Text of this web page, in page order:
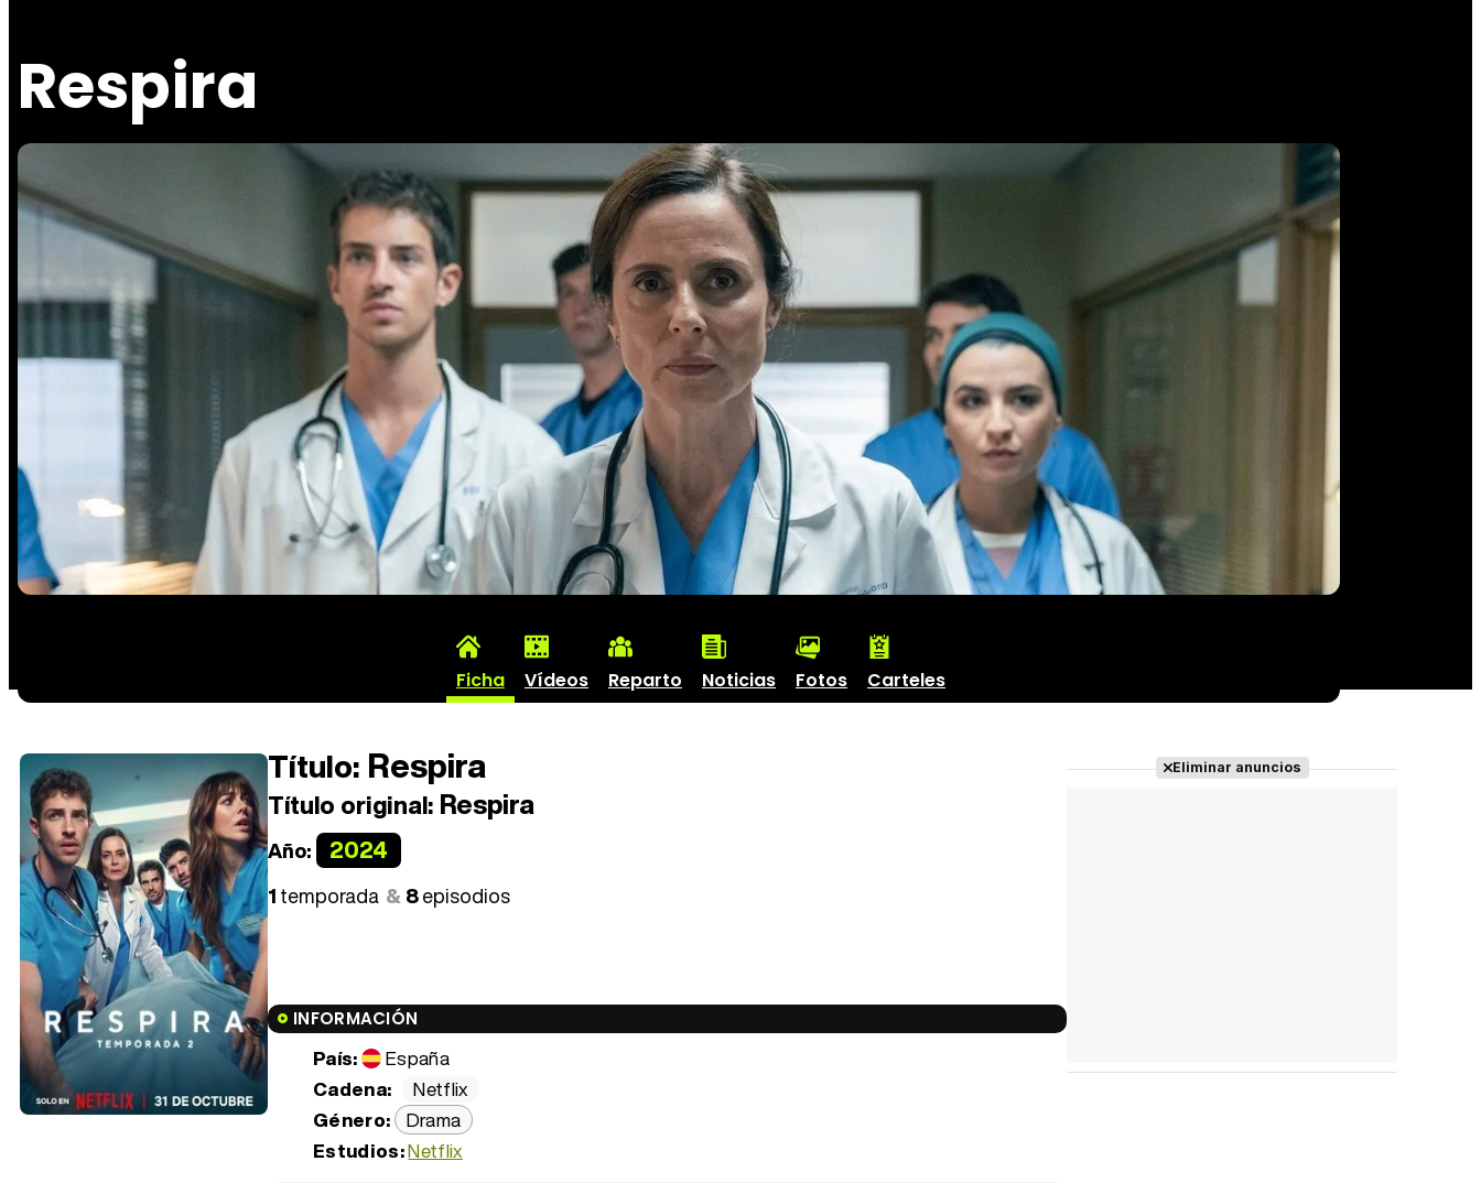
Respira
Ficha Vídeos Reparto Noticias Fotos Carteles
Título: Respira
Título original: Respira
Año: 2024
1temporada 8episodios
INFORMACIÓN
País:
España
Cadena:
Netflix
Género: Drama
Estudios:Netflix
Eliminar anuncios